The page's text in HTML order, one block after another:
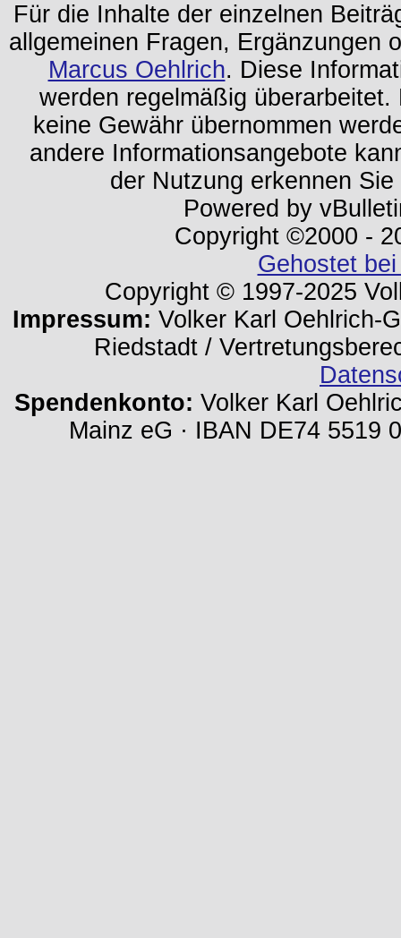
Für die Inhalte der einzelnen
allgemeinen Fragen, Ergänzungen
Marcus Oehlrich. Diese
werden regelmäßig
keine Gewähr übernommen
andere Informationsangebote
der Nutzung erkennen
Powered by
Copyright ©2000 -
Gehostet
Copyright © 1997-2025
Impressum: Volker Karl Oehlrich-
Riedstadt /
Spendenkonto: Volker Karl
Mainz eG · IBAN DE74 5519